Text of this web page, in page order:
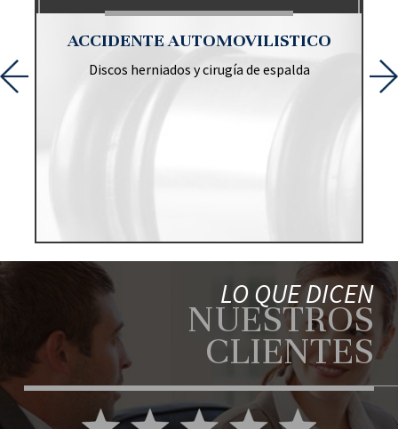
ACCIDENTE AUTOMOVILISTICO
Discos herniados y cirugía de espalda
LO QUE DICEN
NUESTROS
CLIENTES